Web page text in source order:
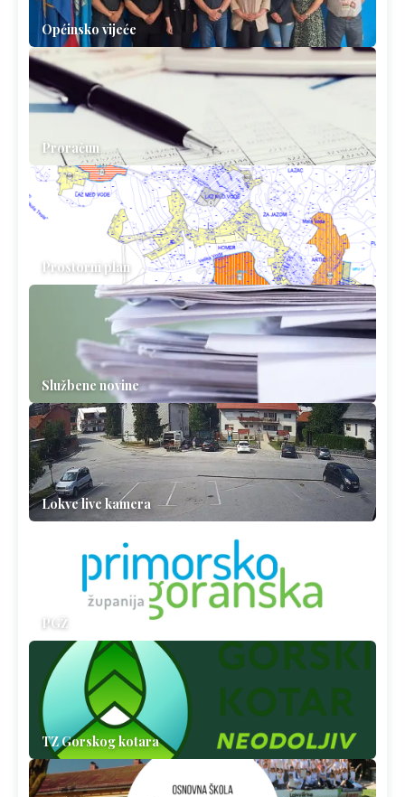
Općinsko vijeće
Proračun
Prostorni plan
Službene novine
Lokve live kamera
PGŽ
TZ Gorskog kotara